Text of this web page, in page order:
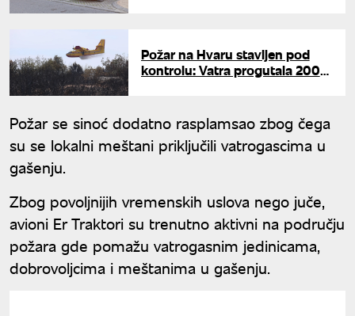
Požar na Hvaru stavljen pod
kontrolu: Vatra progutala 200
Požar se sinoć dodatno rasplamsao zbog čega
su se lokalni meštani priključili vatrogascima u
gašenju.
Zbog povoljnijih vremenskih uslova nego juče,
avioni Er Traktori su trenutno aktivni na području
požara gde pomažu vatrogasnim jedinicama,
dobrovoljcima i meštanima u gašenju.